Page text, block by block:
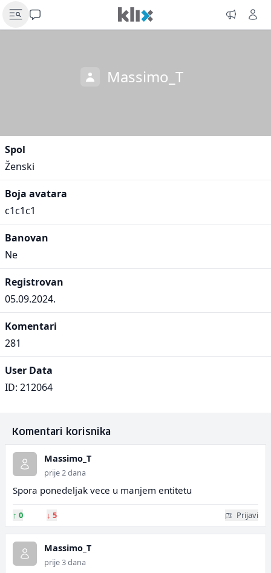
Massimo_T
Spol
Ženski
Boja avatara
c1c1c1
Banovan
Ne
Registrovan
05.09.2024.
Komentari
281
User Data
ID: 212064
Komentari korisnika
Massimo_T
prije 2 dana
Spora ponedeljak vece u manjem entitetu
↑ 0 ↓ 5 Prijavi
Massimo_T
prije 3 dana